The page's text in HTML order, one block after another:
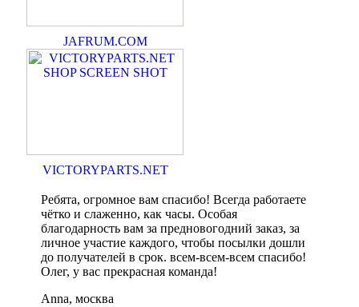
JAFRUM.COM
VICTORYPARTS.NET
Ребята, огромное вам спасибо! Всегда работаете
чётко и слаженно, как часы. Особая
благодарность вам за предновогодний заказ, за
личное участие каждого, чтобы посылки дошли
до получателей в срок. всем-всем-всем спасибо!
Олег, у вас прекрасная команда!
Anna, москва